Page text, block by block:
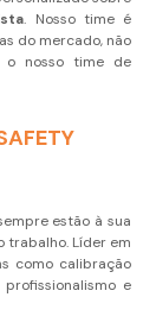
. Nosso time é
do mercado, não
o nosso time de
estão à sua
trabalho. Líder em
como calibração
e